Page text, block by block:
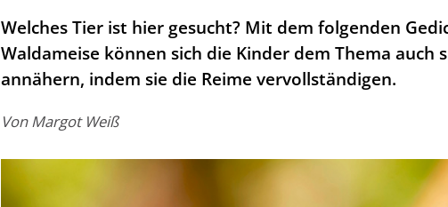
Welches Tier ist hier gesucht? Mit dem folgenden
Waldameise können sich die Kinder dem Thema auch
annähern, indem sie die Reime vervollständigen.
VonMargot Weiß